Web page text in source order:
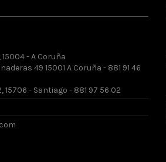
- A Coruña
49 15001 A Coruña - 881 91 46
15706 - Santiago - 881 97 56 02